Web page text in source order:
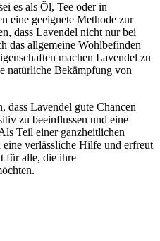
es als Öl, Tee oder in
eine geeignete Methode zur
dass Lavendel nicht nur bei
das allgemeine Wohlbefinden
machen Lavendel zu
natürliche Bekämpfung von
dass Lavendel gute Chancen
zu beeinflussen und eine
Teil einer ganzheitlichen
verlässliche Hilfe und erfreut
für alle, die ihre